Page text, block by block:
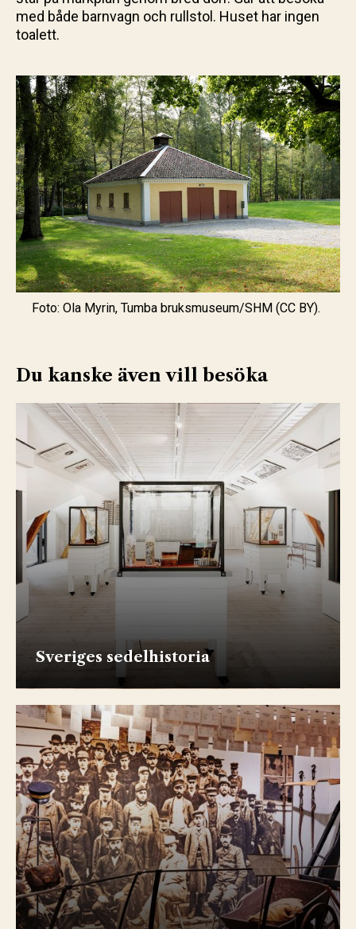
med både barnvagn och rullstol. Huset har ingen
toalett.
Foto: Ola Myrin, Tumba bruksmuseum/SHM (CC BY).
Du kanske även vill besöka
Sveriges sedelhistoria